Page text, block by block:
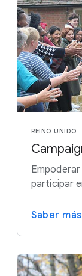
REINO UNIDO
participar
Saber más